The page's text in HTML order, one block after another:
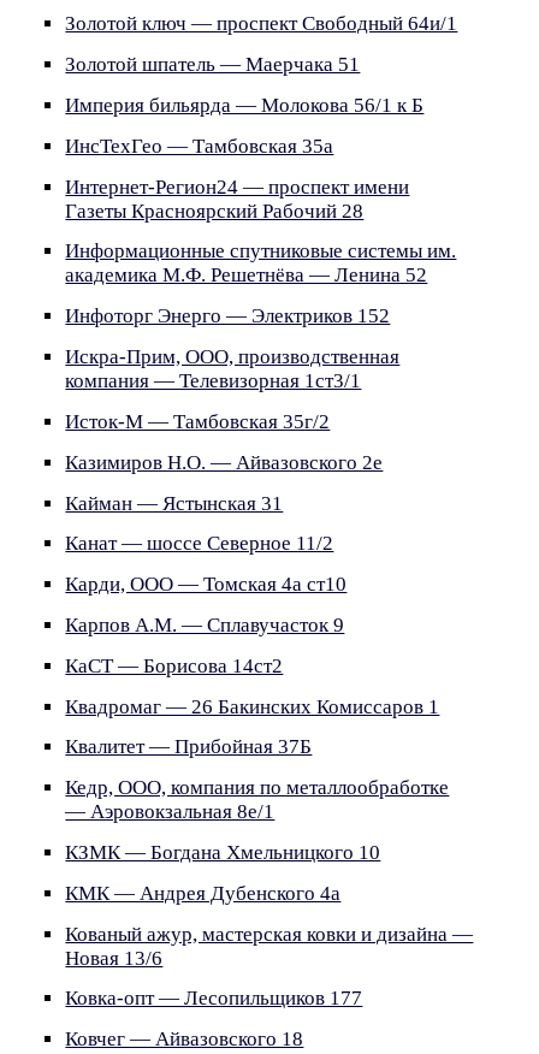
Золотой ключ — проспект Свободный 64и/1
Золотой шпатель — Маерчака 51
Империя бильярда — Молокова 56/1 к Б
ИнсТехГео — Тамбовская 35а
Интернет-Регион24 — проспект имени
Газеты Красноярский Рабочий 28
Информационные спутниковые системы им.
академика М.Ф. Решетнёва — Ленина 52
Инфоторг Энерго — Электриков 152
Искра-Прим, ООО, производственная
компания — Телевизорная 1ст3/1
Исток-М — Тамбовская 35г/2
Казимиров Н.О. — Айвазовского 2е
Кайман — Ястынская 31
Канат — шоссе Северное 11/2
Карди, ООО — Томская 4а ст10
Карпов А.М. — Сплавучасток 9
КаСТ — Борисова 14ст2
Квадромаг — 26 Бакинских Комиссаров 1
Квалитет — Прибойная 37Б
Кедр, ООО, компания по металлообработке
— Аэровокзальная 8е/1
КЗМК — Богдана Хмельницкого 10
КМК — Андрея Дубенского 4а
Кованый ажур, мастерская ковки и дизайна —
Новая 13/6
Ковка-опт — Лесопильщиков 177
Ковчег — Айвазовского 18